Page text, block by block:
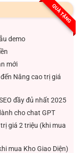
QUÀ TẶNG
demo
mới
Nâng cao trị giá
đầy đủ nhất 2025
cho chat GPT
giá 2 triệu (khi mua
mua Kho Giao Diện)